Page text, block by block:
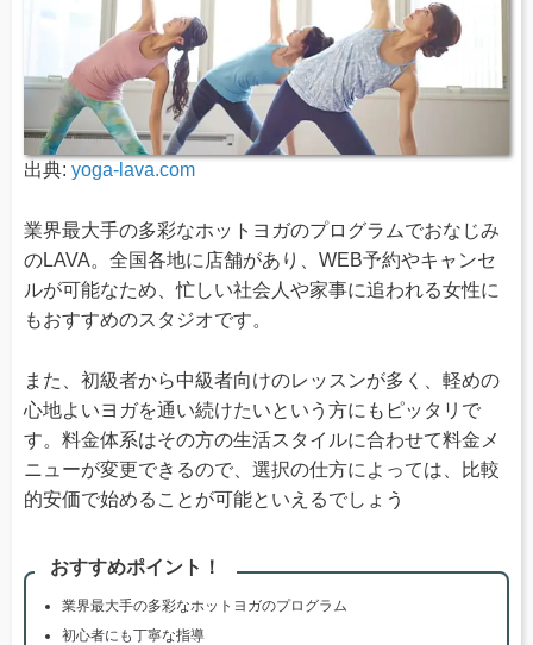
出典: yoga-lava.com
業界最大手の多彩なホットヨガのプログラムでおなじみ
のLAVA。全国各地に店舗があり、WEB予約やキャンセ
ルが可能なため、忙しい社会人や家事に追われる女性に
もおすすめのスタジオです。
また、初級者から中級者向けのレッスンが多く、軽めの
心地よいヨガを通い続けたいという方にもピッタリで
す。料金体系はその方の生活スタイルに合わせて料金メ
ニューが変更できるので、選択の仕方によっては、比較
的安価で始めることが可能といえるでしょう
おすすめポイント！
業界最大手の多彩なホットヨガのプログラム
初心者にも丁寧な指導